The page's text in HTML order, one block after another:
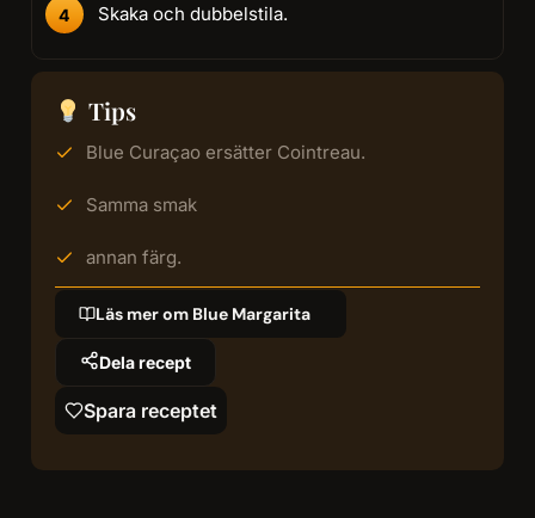
Skaka och dubbelstila.
Tips
Blue Curaçao ersätter Cointreau.
Samma smak
annan färg.
Läs mer om Blue Margarita
Dela recept
Spara receptet